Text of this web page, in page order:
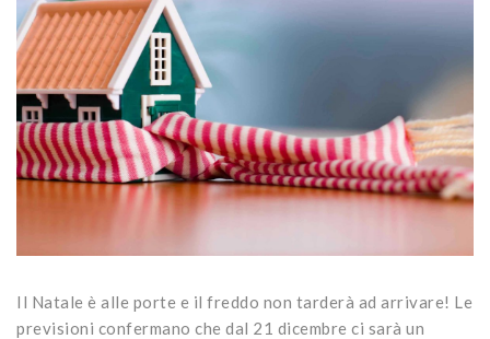
Il Natale è alle porte e il freddo non tarderà ad arrivare! Le
previsioni confermano che dal 21 dicembre ci sarà un